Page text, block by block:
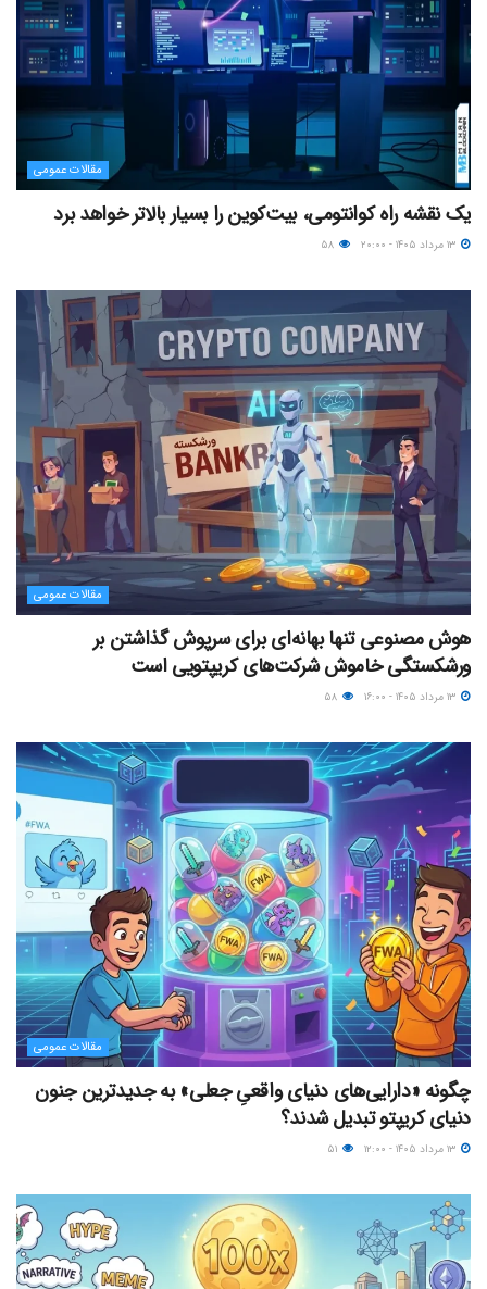
مقالات عمومی
یک نقشه راه کوانتومی، بیت‌کوین را بسیار بالاتر خواهد برد
مقالات عمومی
هوش مصنوعی تنها بهانه‌ای برای سرپوش گذاشتن بر
ورشکستگی خاموش شرکت‌های کریپتویی است
مقالات عمومی
چگونه «دارایی‌های دنیای واقعیِ جعلی» به جدیدترین جنون
دنیای کریپتو تبدیل شدند؟